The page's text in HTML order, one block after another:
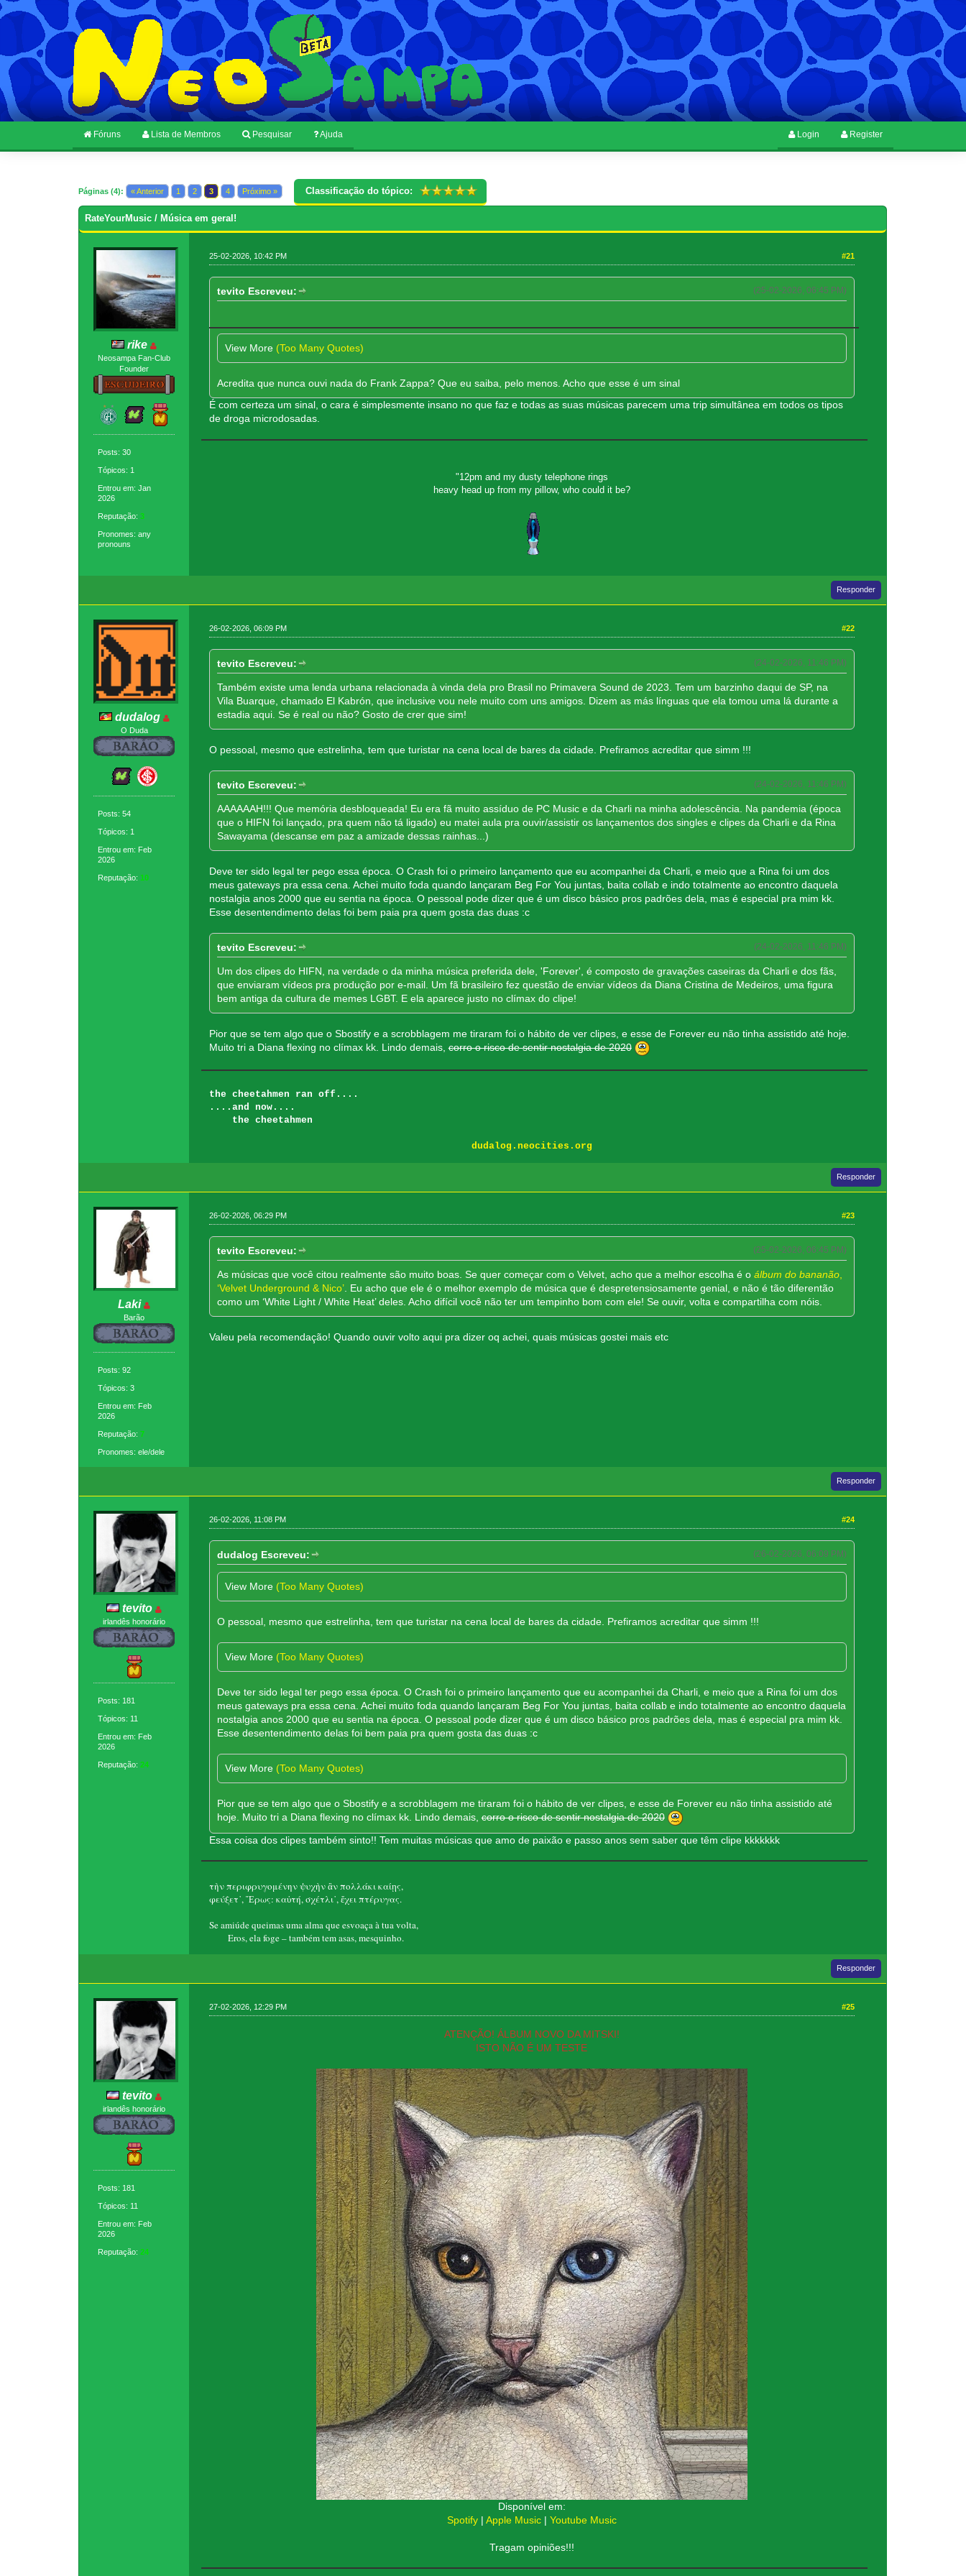
Fóruns Lista de Membros Pesquisar Ajuda Register
Login
Páginas (4): « Anterior 1 2 3 4 Próximo » Classificação do tópico:
RateYourMusic / Música em geral!
rike
Neosampa Fan-Club
Founder
Posts: 30
Tópicos: 1
Entrou em: Jan
2026
Reputação:3
Pronomes: any
pronouns
#21
25-02-2026, 10:42 PM
(25-02-2026, 06:45 PM)
tevito Escreveu:
View More (Too Many Quotes)
Acredita que nunca ouvi nada do Frank Zappa? Que eu saiba, pelo menos. Acho que esse é um sinal
É com certeza um sinal, o cara é simplesmente insano no que faz e todas as suas músicas parecem uma trip simultânea em todos os tipos
de droga microdosadas.
"12pm and my dusty telephone rings
heavy head up from my pillow, who could it be?
Responder
dudalog
O Duda
Posts: 54
Tópicos: 1
Entrou em: Feb
2026
Reputação: 10
#22
26-02-2026, 06:09 PM
(24-02-2026, 11:46 PM)
tevito Escreveu:
Também existe uma lenda urbana relacionada à vinda dela pro Brasil no Primavera Sound de 2023. Tem um barzinho daqui de SP, na
Vila Buarque, chamado El Kabrón, que inclusive vou nele muito com uns amigos. Dizem as más línguas que ela tomou uma lá durante a
estadia aqui. Se é real ou não? Gosto de crer que sim!
O pessoal, mesmo que estrelinha, tem que turistar na cena local de bares da cidade. Prefiramos acreditar que simm !!!
(24-02-2026, 11:46 PM)
tevito Escreveu:
AAAAAAH!!! Que memória desbloqueada! Eu era fã muito assíduo de PC Music e da Charli na minha adolescência. Na pandemia (época
que o HIFN foi lançado, pra quem não tá ligado) eu matei aula pra ouvir/assistir os lançamentos dos singles e clipes da Charli e da Rina
Sawayama (descanse em paz a amizade dessas rainhas...)
Deve ter sido legal ter pego essa época. O Crash foi o primeiro lançamento que eu acompanhei da Charli, e meio que a Rina foi um dos
meus gateways pra essa cena. Achei muito foda quando lançaram Beg For You juntas, baita collab e indo totalmente ao encontro daquela
nostalgia anos 2000 que eu sentia na época. O pessoal pode dizer que é um disco básico pros padrões dela, mas é especial pra mim kk.
Esse desentendimento delas foi bem paia pra quem gosta das duas :c
(24-02-2026, 11:46 PM)
tevito Escreveu:
Um dos clipes do HIFN, na verdade o da minha música preferida dele, 'Forever', é composto de gravações caseiras da Charli e dos fãs,
que enviaram vídeos pra produção por e-mail. Um fã brasileiro fez questão de enviar vídeos da Diana Cristina de Medeiros, uma figura
bem antiga da cultura de memes LGBT. E ela aparece justo no clímax do clipe!
Pior que se tem algo que o Sbostify e a scrobblagem me tiraram foi o hábito de ver clipes, e esse de Forever eu não tinha assistido até hoje.
Muito tri a Diana flexing no clímax kk. Lindo demais,corro o risco de sentir nostalgia de 2020
the cheetahmen ran off....
....and now....
the cheetahmen
dudalog.neocities.org
Responder
Laki
Barão
Posts: 92
Tópicos: 3
Entrou em: Feb
2026
Reputação:7
Pronomes: ele/dele
#23
26-02-2026, 06:29 PM
(25-02-2026, 06:45 PM)
tevito Escreveu:
As músicas que você citou realmente são muito boas. Se quer começar com o Velvet, acho que a melhor escolha é o álbum do bananão,
‘Velvet Underground & Nico’. Eu acho que ele é o melhor exemplo de música que é despretensiosamente genial, e não é tão diferentão
como um ‘White Light / White Heat’ deles. Acho difícil você não ter um tempinho bom com ele! Se ouvir, volta e compartilha com nóis.
Valeu pela recomendação! Quando ouvir volto aqui pra dizer oq achei, quais músicas gostei mais etc
Responder
tevito
irlandês honorário
Posts: 181
Tópicos: 11
Entrou em: Feb
2026
Reputação:24
#24
26-02-2026, 11:08 PM
(26-02-2026, 06:09 PM)
dudalog Escreveu:
View More (Too Many Quotes)
O pessoal, mesmo que estrelinha, tem que turistar na cena local de bares da cidade. Prefiramos acreditar que simm !!!
View More (Too Many Quotes)
Deve ter sido legal ter pego essa época. O Crash foi o primeiro lançamento que eu acompanhei da Charli, e meio que a Rina foi um dos
meus gateways pra essa cena. Achei muito foda quando lançaram Beg For You juntas, baita collab e indo totalmente ao encontro daquela
nostalgia anos 2000 que eu sentia na época. O pessoal pode dizer que é um disco básico pros padrões dela, mas é especial pra mim kk.
Esse desentendimento delas foi bem paia pra quem gosta das duas :c
View More (Too Many Quotes)
Pior que se tem algo que o Sbostify e a scrobblagem me tiraram foi o hábito de ver clipes, e esse de Forever eu não tinha assistido até
hoje. Muito tri a Diana flexing no clímax kk. Lindo demais,corro o risco de sentir nostalgia de 2020
Essa coisa dos clipes também sinto!! Tem muitas músicas que amo de paixão e passo anos sem saber que têm clipe kkkkkkk
τὴν περιφρυγομένην ψυχὴν ἂν πολλάκι καίῃς,
φεύξετ᾽, Ἔρως: καὐτή, σχέτλι᾽, ἔχει πτέρυγας.
Se amiúde queimas uma alma que esvoaça à tua volta,
Eros, ela foge – também tem asas, mesquinho.
Responder
tevito
irlandês honorário
Posts: 181
Tópicos: 11
Entrou em: Feb
2026
Reputação:24
#25
27-02-2026, 12:29 PM
ATENÇÃO! ÁLBUM NOVO DA MITSKI!
ISTO NÃO É UM TESTE
Disponível em:
Spotify| Apple Music| Youtube Music
Tragam opiniões!!!